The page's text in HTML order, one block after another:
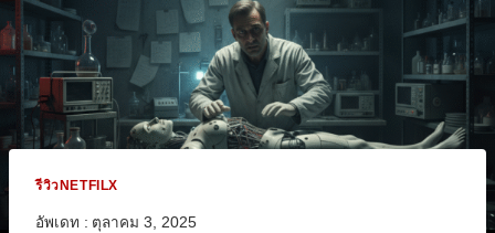
รีวิวNETFILX
อัพเดท : ตุลาคม 3, 2025